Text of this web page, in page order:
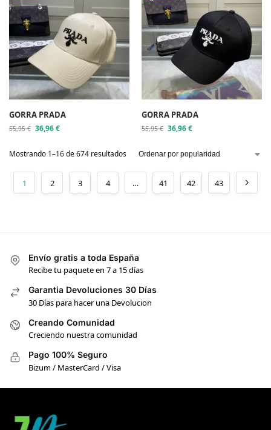
GORRA PRADA
55,95€ 36,96€
GORRA PRADA
55,95€ 36,96€
Mostrando 1–16 de 674 resultados
1 2 3 4 … 41 42 43
Envío gratis a toda España
Recibe tu paquete en 7 a 15 días
Garantia Devoluciones 30 Días
30 Días para hacer una Devolucion
Creando Comunidad
Creciendo nuestra comunidad
Pago 100% Seguro
Bizum / MasterCard / Visa